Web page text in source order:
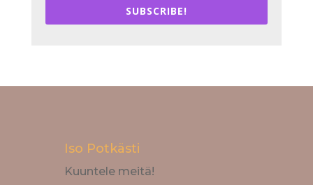
SUBSCRIBE!
Iso Potkästi
Kuuntele meitä!